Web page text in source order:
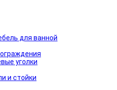
для ванной
уголки
и стойки